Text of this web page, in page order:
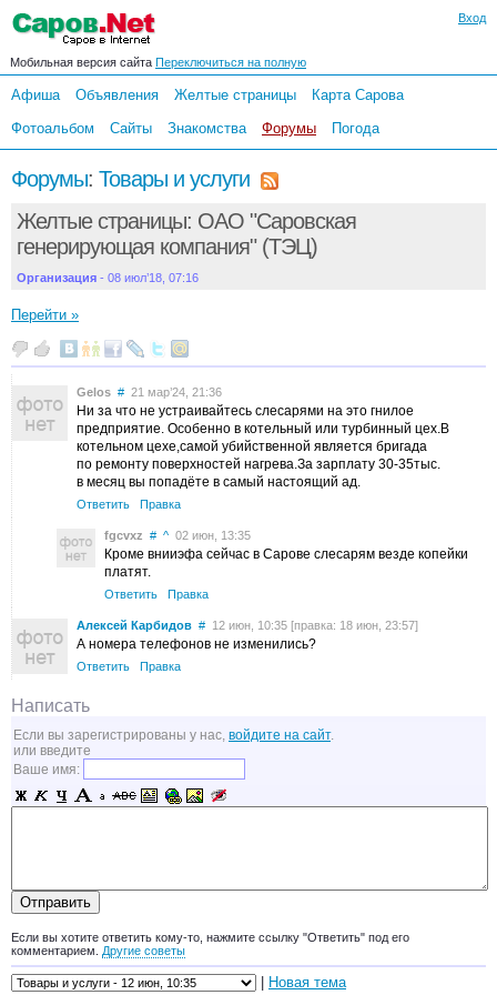
Вход
Мобильная версия сайта Переключиться на полную
Афиша Объявления Желтые страницы
Карта Сарова
Фотоальбом
Сайты Знакомства Форумы Погода
Форумы: Товары и услуги
Желтые страницы: ОАО "Саровская
генерирующая компания" (ТЭЦ)
Организация - 08 июл’18, 07:16
Перейти »
Gelos # 21 мар’24, 21:36
Ни за что не устраивайтесь слесарями на это гнилое
предприятие. Особенно в котельный или турбинный цех.В
котельном цехе,самой убийственной является бригада
по ремонту поверхностей нагрева.За зарплату 30-35тыс.
в месяц вы попадёте в самый настоящий ад.
Ответить Правка
fgcvxz # ^ 02 июн, 13:35
Кроме внииэфа сейчас в Сарове слесарям везде копейки
платят.
Ответить Правка
Алексей Карбидов # 12 июн, 10:35 [правка: 18 июн, 23:57]
А номера телефонов не изменились?
Ответить Правка
Написать
Если вы зарегистрированы у нас, войдите на сайт.
или введите
Ваше имя:
Если вы хотите ответить кому-то, нажмите ссылку "Ответить" под его
комментарием. Другие советы
Новая тема